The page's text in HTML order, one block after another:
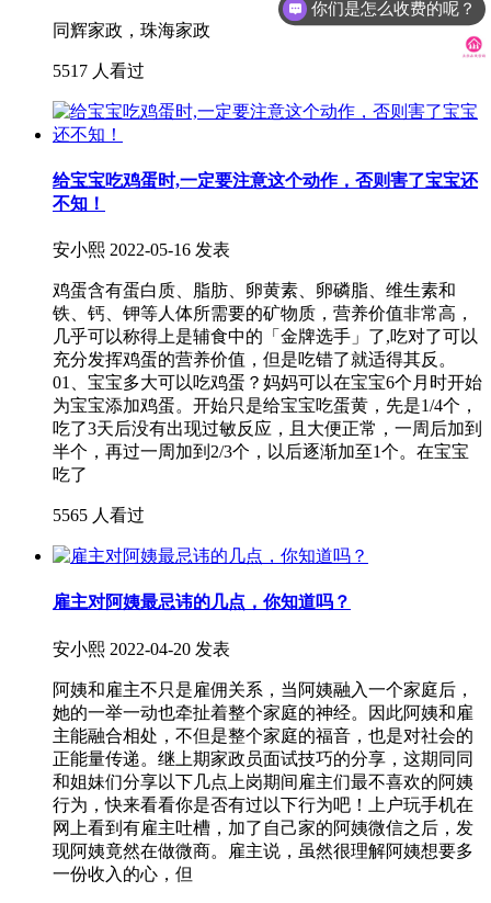
同辉家政，珠海家政
5517 人看过
给宝宝吃鸡蛋时,一定要注意这个动作，否则害了宝宝还
不知！
安小熙 2022-05-16 发表
鸡蛋含有蛋白质、脂肪、卵黄素、卵磷脂、维生素和
铁、钙、钾等人体所需要的矿物质，营养价值非常高，
几乎可以称得上是辅食中的「金牌选手」了,吃对了可以
充分发挥鸡蛋的营养价值，但是吃错了就适得其反。
01、宝宝多大可以吃鸡蛋？妈妈可以在宝宝6个月时开始
为宝宝添加鸡蛋。开始只是给宝宝吃蛋黄，先是1/4个，
吃了3天后没有出现过敏反应，且大便正常，一周后加到
半个，再过一周加到2/3个，以后逐渐加至1个。在宝宝
吃了
5565 人看过
雇主对阿姨最忌讳的几点，你知道吗？
安小熙 2022-04-20 发表
阿姨和雇主不只是雇佣关系，当阿姨融入一个家庭后，
她的一举一动也牵扯着整个家庭的神经。因此阿姨和雇
主能融合相处，不但是整个家庭的福音，也是对社会的
正能量传递。继上期家政员面试技巧的分享，这期同同
和姐妹们分享以下几点上岗期间雇主们最不喜欢的阿姨
行为，快来看看你是否有过以下行为吧！上户玩手机在
网上看到有雇主吐槽，加了自己家的阿姨微信之后，发
现阿姨竟然在做微商。雇主说，虽然很理解阿姨想要多
一份收入的心，但
你们是怎么收费的呢？
现在有优惠活动么？